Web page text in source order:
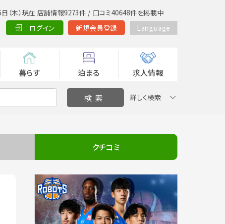
（木）現在 店舗情報9273件 / 口コミ40648件を掲載中
ログイン
新規会員登録 Language
暮らす 泊まる 求人情報
詳しく検索
クチコミ